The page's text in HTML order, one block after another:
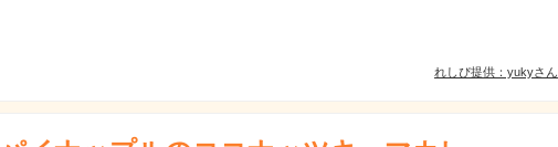
れしぴ提供：yukyさん